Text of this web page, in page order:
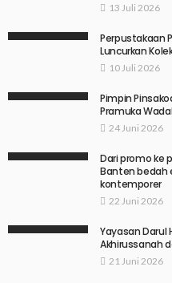
13 Juli 2026
Perpustakaan
Luncurkan
10 Juli 2026
Pimpin
Pramuka
24 Juni 2026
Dari promo ke
Banten bedah
kontemporer
22 Juni 2026
Yayasan Darul
Akhirussanah
21 Juni 2026